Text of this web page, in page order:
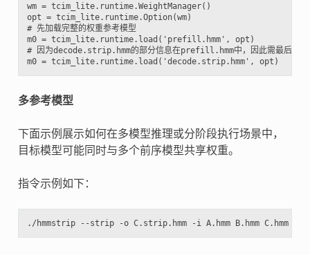
wm = tcim_lite.runtime.WeightManager()
opt = tcim_lite.runtime.Option(wm)
# 先加载完整的权重参考模型
m0 = tcim_lite.runtime.load('prefill.hmm', opt)
# 因为decode.strip.hmm的部分信息在prefill.hmm中，因此需最后加
多参考模型
下面示例展示如何在多模型推理或分阶段执行场景中，
目标模型可能同时与多个前序模型共享权重。
指令示例如下：
./hmmstrip --strip -o C.strip.hmm -i A.hmm B.hmm C.hmm